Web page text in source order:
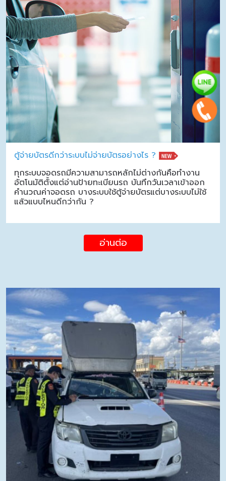
ตู้จ่ายบัตรดีกว่าระบบไม่จ่ายบัตรอย่างไร ?
ทุกระบบจอดรถมีความสามารถหลักไม่ต่างกันคือทำงาน
อัตโนมัติตั้งแต่อ่านป้ายทะเบียนรถ บันทึกวันเวลาเข้าออก
คำนวณค่าจอดรถ บางระบบใช้ตู้จ่ายบัตรแต่บางระบบไม่ใช้
แล้วแบบไหนดีกว่ากัน ?
อ่านต่อ